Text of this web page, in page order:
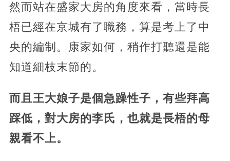
然而站在盛家大房的角度來看，當時長
梧已經在京城有了職務，算是考上了中
央的編制。康家如何，稍作打聽還是能
知道細枝末節的。
而且王大娘子是個急躁性子，有些拜高
踩低，對大房的李氏，也就是長梧的母
親看不上。